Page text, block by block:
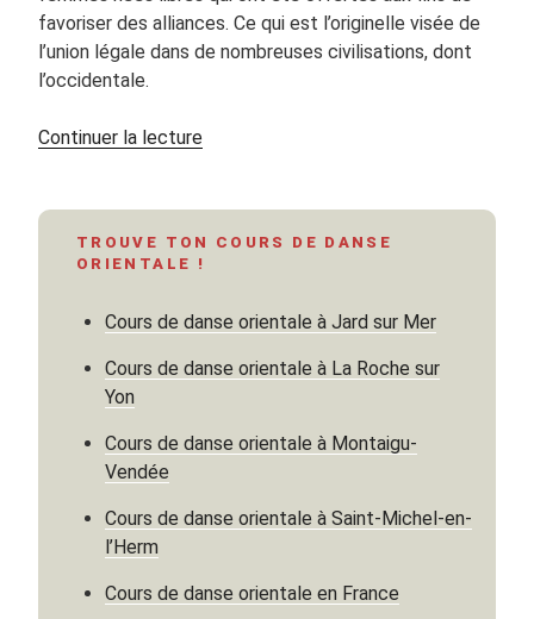
favoriser des alliances. Ce qui est l’originelle visée de
l’union légale dans de nombreuses civilisations, dont
l’occidentale.
Continuer la lecturede
Süleyman
les
amants
d’or
2 »
TROUVE TON COURS DE DANSE
ORIENTALE !
Cours de danse orientale à Jard sur Mer
Cours de danse orientale à La Roche sur
Yon
Cours de danse orientale à Montaigu-
Vendée
Cours de danse orientale à Saint-Michel-en-
l’Herm
Cours de danse orientale en France